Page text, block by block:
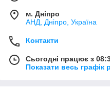
м. Дніпро
АНД, Дніпро, Україна
Контакти
Сьогодні працює з
Показати весь графік